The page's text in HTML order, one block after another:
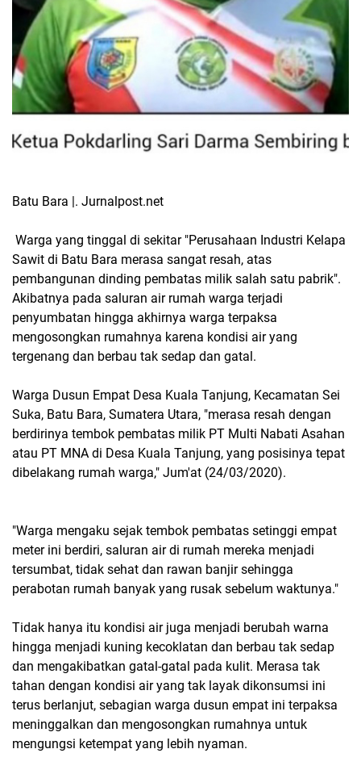
Batu Bara |. Jurnalpost.net
Warga yang tinggal di sekitar "Perusahaan Industri Kelapa
Sawit di Batu Bara merasa sangat resah, atas
pembangunan dinding pembatas milik salah satu pabrik".
Akibatnya pada saluran air rumah warga terjadi
penyumbatan hingga akhirnya warga terpaksa
mengosongkan rumahnya karena kondisi air yang
tergenang dan berbau tak sedap dan gatal.
Warga Dusun Empat Desa Kuala Tanjung, Kecamatan Sei
Suka, Batu Bara, Sumatera Utara, "merasa resah dengan
berdirinya tembok pembatas milik PT Multi Nabati Asahan
atau PT MNA di Desa Kuala Tanjung, yang posisinya tepat
dibelakang rumah warga," Jum'at (24/03/2020).
"Warga mengaku sejak tembok pembatas setinggi empat
meter ini berdiri, saluran air di rumah mereka menjadi
tersumbat, tidak sehat dan rawan banjir sehingga
perabotan rumah banyak yang rusak sebelum waktunya."
Tidak hanya itu kondisi air juga menjadi berubah warna
hingga menjadi kuning kecoklatan dan berbau tak sedap
dan mengakibatkan gatal-gatal pada kulit. Merasa tak
tahan dengan kondisi air yang tak layak dikonsumsi ini
terus berlanjut, sebagian warga dusun empat ini terpaksa
meninggalkan dan mengosongkan rumahnya untuk
mengungsi ketempat yang lebih nyaman.